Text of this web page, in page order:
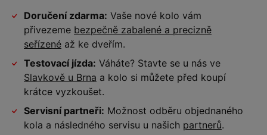
Doručení zdarma: Vaše nové kolo vám
přivezeme bezpečně zabalené a precizně
seřízené až ke dveřím.
Testovací jízda: Váháte? Stavte se u nás ve
Slavkově u Brna a kolo si můžete před koupí
krátce vyzkoušet.
Servisní partneři: Možnost odběru objednaného
kola a následného servisu u našich partnerů.